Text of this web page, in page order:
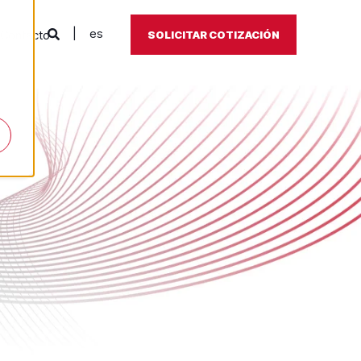
Contacto es SOLICITAR COTIZACIÓN